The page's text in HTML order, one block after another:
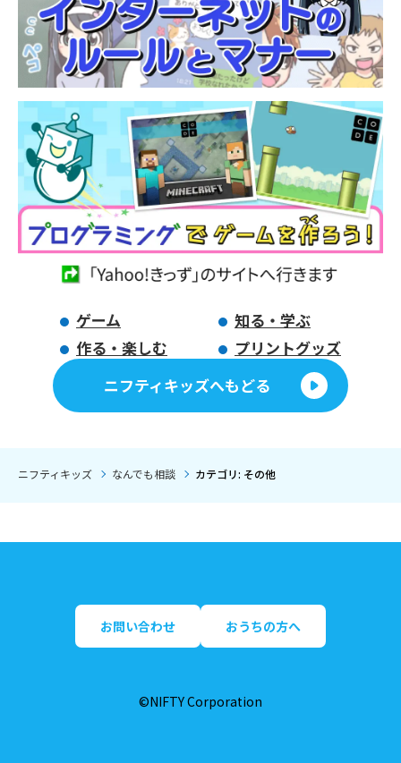
ゲーム
知る・学ぶ
作る・楽しむ
プリントグッズ
ニフティキッズへもどる
ニフティキッズ なんでも相談 カテゴリ: その他
お問い合わせ おうちの方へ
©NIFTY Corporation